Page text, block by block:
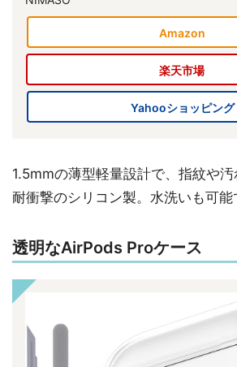
Amazon
楽天市場
Yahooショッピング
1.5mmの薄型軽量設計で、指紋や
耐衝撃のシリコン製。水洗いも可能
透明なAirPods Proケース